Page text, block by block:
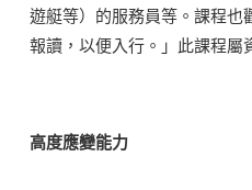
遊艇等）的服務員等。課程也
報讀，以便入行。」此課程屬
高度應變能力